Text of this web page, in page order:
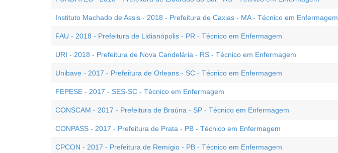
Instituto Machado de Assis - 2018 - Prefeitura de Caxias - MA - Técnico em Enfermagem
FAU - 2018 - Prefeitura de Lidianópolis - PR - Técnico em Enfermagem
URI - 2018 - Prefeitura de Nova Candelária - RS - Técnico em Enfermagem
Unibave - 2017 - Prefeitura de Orleans - SC - Técnico em Enfermagem
FEPESE - 2017 - SES-SC - Técnico em Enfermagem
CONSCAM - 2017 - Prefeitura de Braúna - SP - Técnico em Enfermagem
CONPASS - 2017 - Prefeitura de Prata - PB - Técnico em Enfermagem
CPCON - 2017 - Prefeitura de Remígio - PB - Técnico em Enfermagem